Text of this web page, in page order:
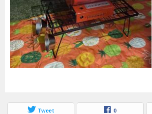
Tweet 0